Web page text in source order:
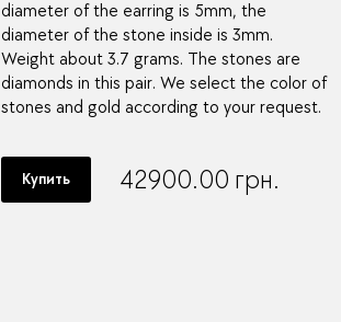
diameter of the earring is 5mm, the
diameter of the stone inside is 3mm.
Weight about 3.7 grams. The stones are
diamonds in this pair. We select the color of
stones and gold according to your request.
Купить 42900.00 грн.